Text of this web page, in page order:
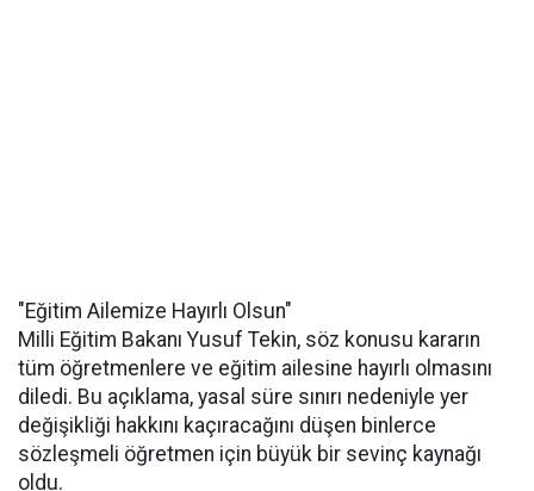
"Eğitim Ailemize Hayırlı Olsun"
Milli Eğitim Bakanı Yusuf Tekin, söz konusu kararın
tüm öğretmenlere ve eğitim ailesine hayırlı olmasını
diledi. Bu açıklama, yasal süre sınırı nedeniyle yer
değişikliği hakkını kaçıracağını düşen binlerce
sözleşmeli öğretmen için büyük bir sevinç kaynağı
oldu.